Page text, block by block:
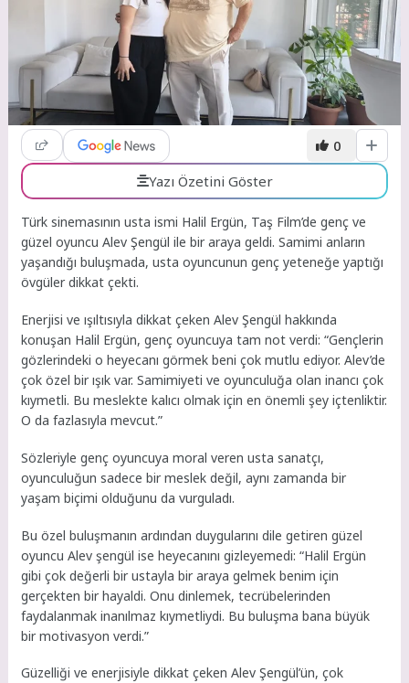
0
Yazı Özetini Göster
Türk sinemasının usta ismi Halil Ergün, Taş Film’de genç ve
güzel oyuncu Alev Şengül ile bir araya geldi. Samimi anların
yaşandığı buluşmada, usta oyuncunun genç yeteneğe yaptığı
övgüler dikkat çekti.
Enerjisi ve ışıltısıyla dikkat çeken Alev Şengül hakkında
konuşan Halil Ergün, genç oyuncuya tam not verdi: “Gençlerin
gözlerindeki o heyecanı görmek beni çok mutlu ediyor. Alev’de
çok özel bir ışık var. Samimiyeti ve oyunculuğa olan inancı çok
kıymetli. Bu meslekte kalıcı olmak için en önemli şey içtenliktir.
O da fazlasıyla mevcut.”
Sözleriyle genç oyuncuya moral veren usta sanatçı,
oyunculuğun sadece bir meslek değil, aynı zamanda bir
yaşam biçimi olduğunu da vurguladı.
Bu özel buluşmanın ardından duygularını dile getiren güzel
oyuncu Alev şengül ise heyecanını gizleyemedi: “Halil Ergün
gibi çok değerli bir ustayla bir araya gelmek benim için
gerçekten bir hayaldi. Onu dinlemek, tecrübelerinden
faydalanmak inanılmaz kıymetliydi. Bu buluşma bana büyük
bir motivasyon verdi.”
Güzelliği ve enerjisiyle dikkat çeken Alev Şengül’ün, çok